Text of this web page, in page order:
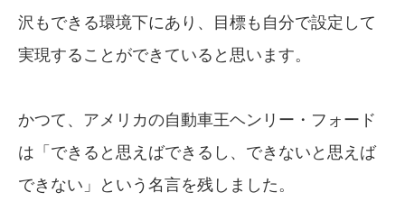
沢もできる環境下にあり、目標も自分で設定して
実現することができていると思います。
かつて、アメリカの自動車王ヘンリー・フォード
は「できると思えばできるし、できないと思えば
できない」という名言を残しました。